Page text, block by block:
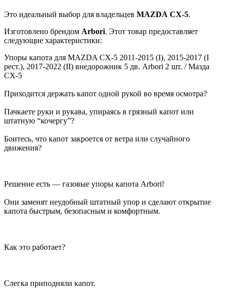
Это идеальный выбор для владельцев MAZDA CX-5.
Изготовлено брендом Arbori. Этот товар предоставляет
следующие характеристики:
Упоры капота для MAZDA СХ-5 2011-2015 (I), 2015-2017 (I
рест.), 2017-2022 (II) внедорожник 5 дв. Arbori 2 шт. / Мазда
СХ-5
Приходится держать капот одной рукой во время осмотра?
Пачкаете руки и рукава, упираясь в грязный капот или
штатную “кочергу”?
Боитесь, что капот закроется от ветра или случайного
движения?
Решение есть — газовые упоры капота Arbori!
Они заменят неудобный штатный упор и сделают открытие
капота быстрым, безопасным и комфортным.
Как это работает?
Слегка приподняли капот.